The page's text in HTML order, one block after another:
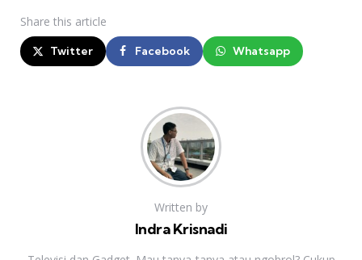
Share this article
Twitter Facebook Whatsapp
Written by
Indra Krisnadi